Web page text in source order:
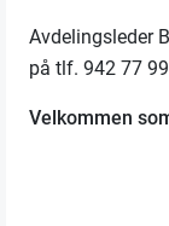
Avdelingsleder
på tlf. 942 77
Velkommen